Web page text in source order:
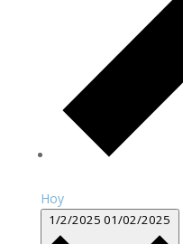
Hoy
1/2/202501/02/2025